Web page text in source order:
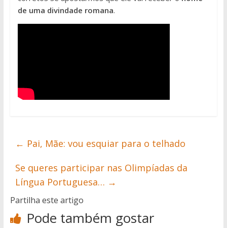
de uma divindade romana.
← Pai, Mãe: vou esquiar para o telhado
Se queres participar nas Olimpíadas da
Língua Portuguesa… →
Partilha este artigo
Pode também gostar